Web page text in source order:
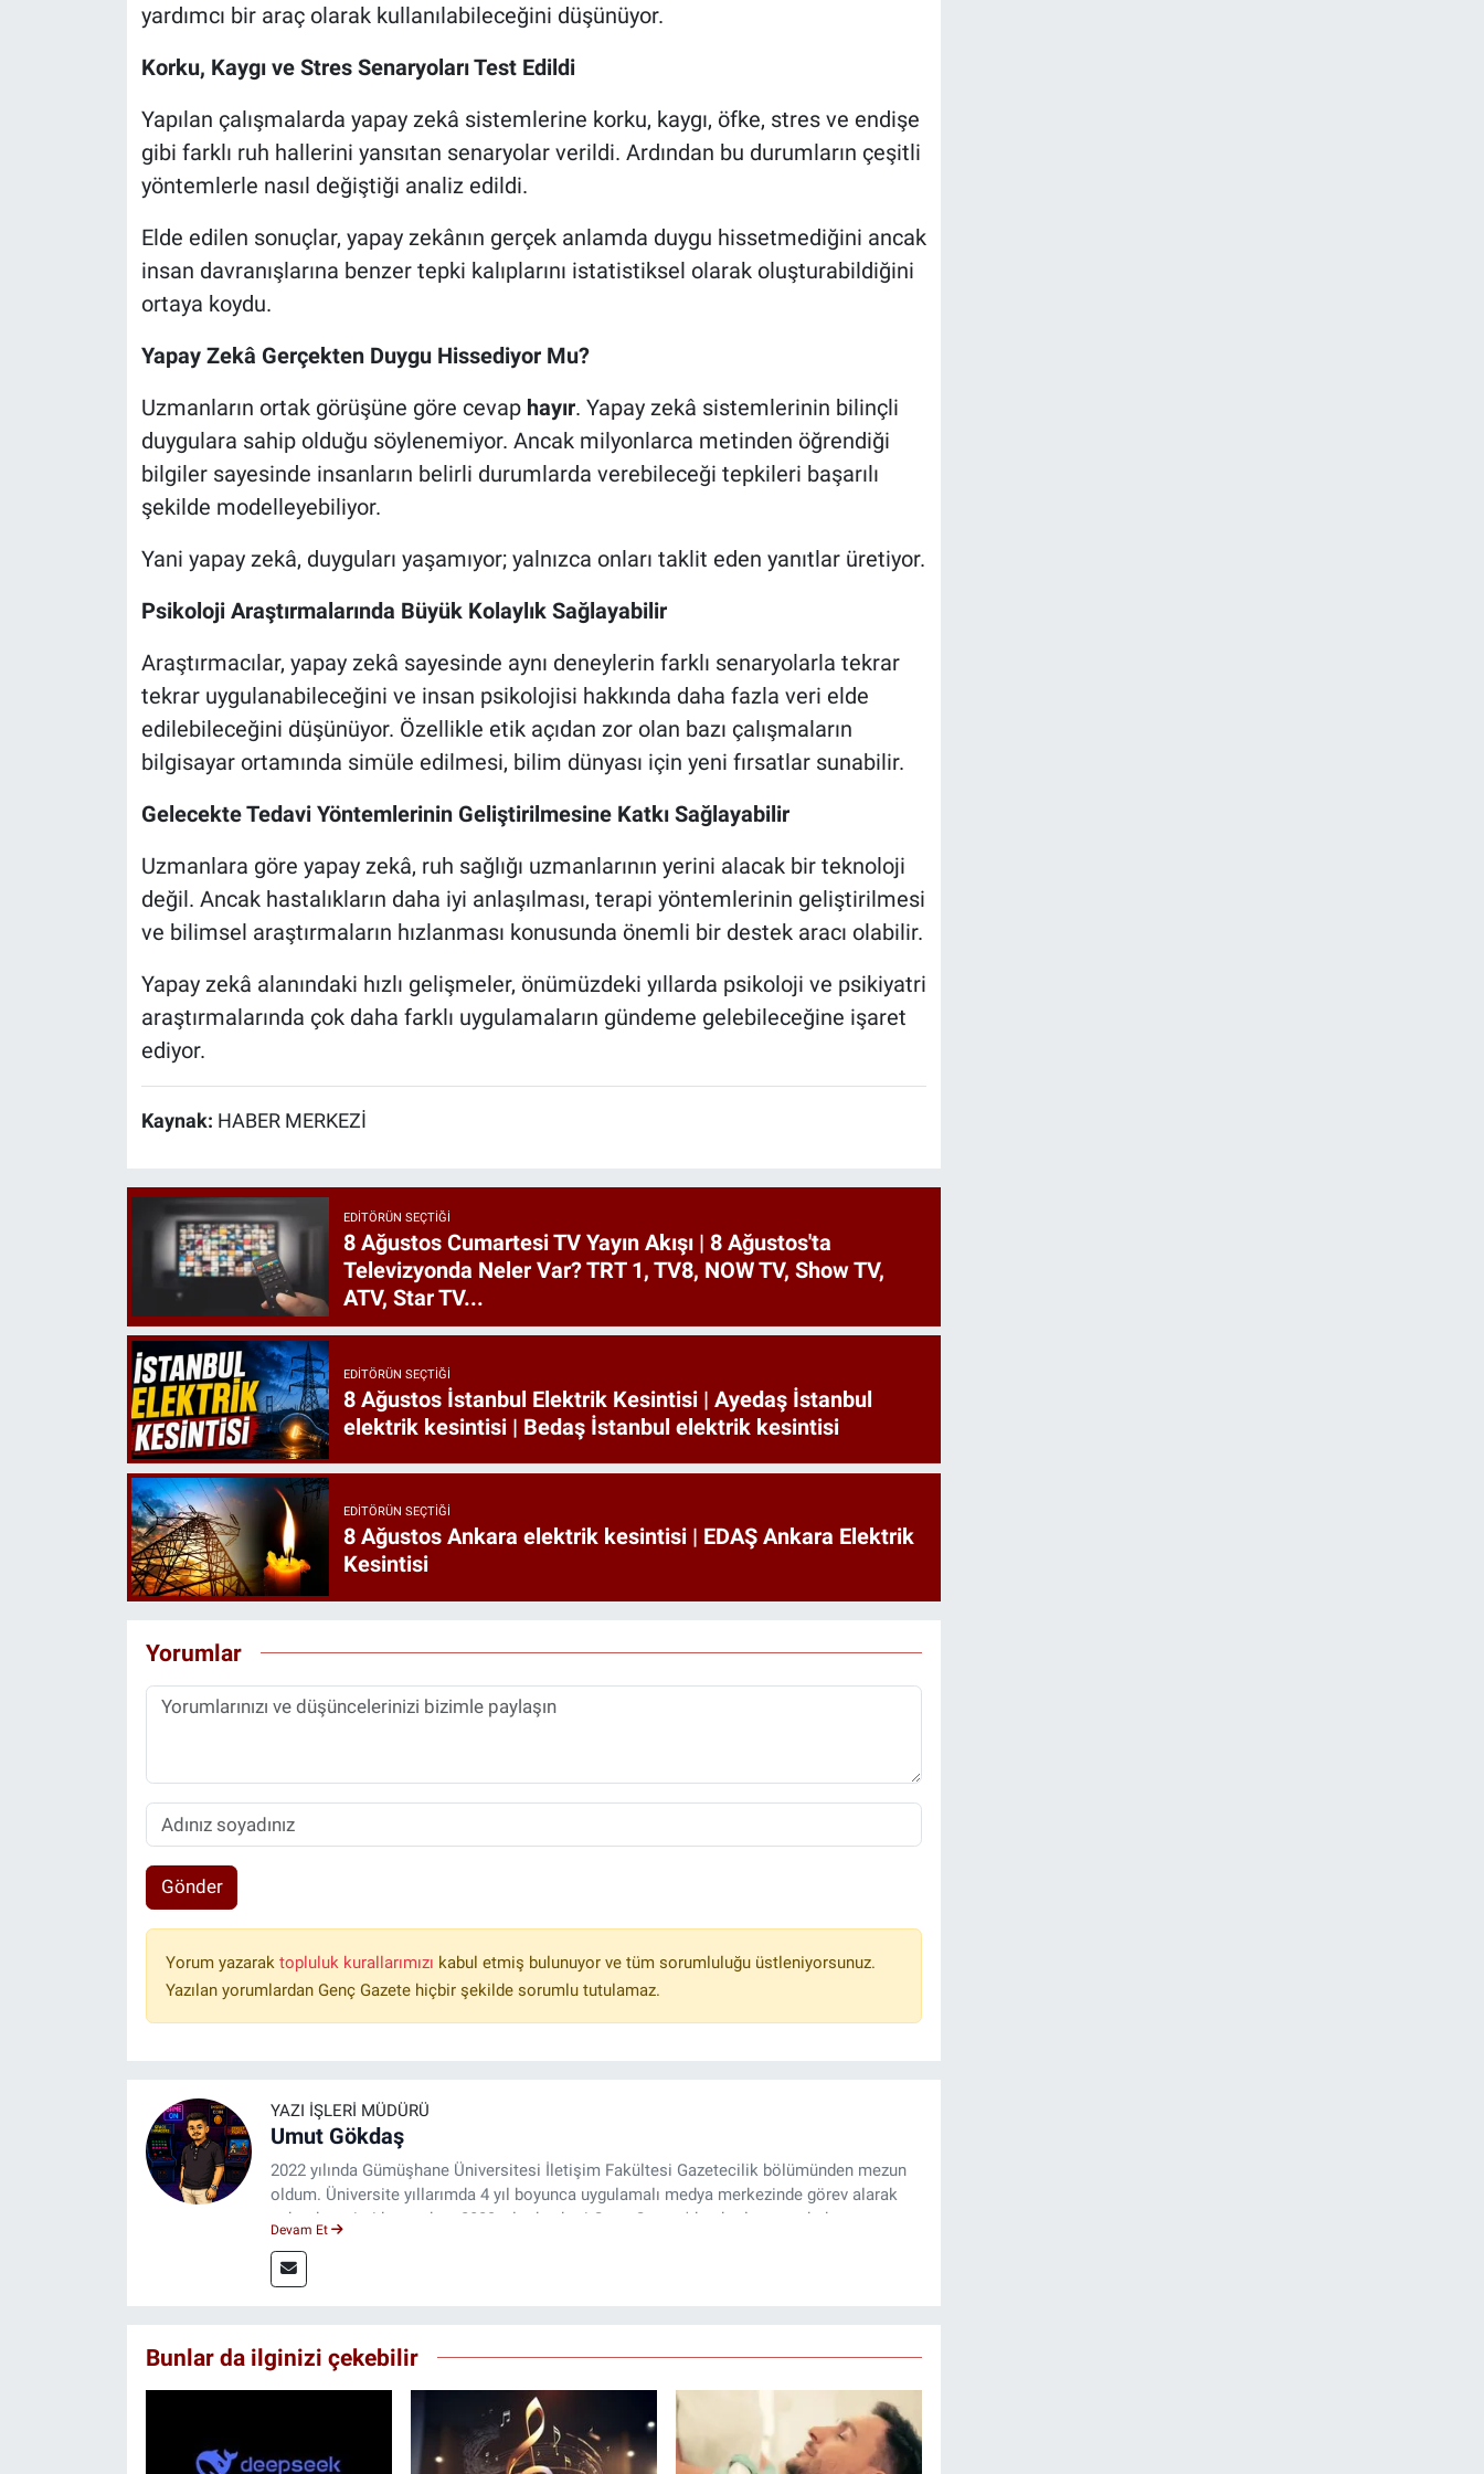
yardımcı bir araç olarak kullanılabileceğini düşünüyor.
Korku, Kaygı ve Stres Senaryoları Test Edildi
Yapılan çalışmalarda yapay zekâ sistemlerine korku, kaygı, öfke, stres ve endişe
gibi farklı ruh hallerini yansıtan senaryolar verildi. Ardından bu durumların çeşitli
yöntemlerle nasıl değiştiği analiz edildi.
Elde edilen sonuçlar, yapay zekânın gerçek anlamda duygu hissetmediğini ancak
insan davranışlarına benzer tepki kalıplarını istatistiksel olarak oluşturabildiğini
ortaya koydu.
Yapay Zekâ Gerçekten Duygu Hissediyor Mu?
Uzmanların ortak görüşüne göre cevap hayır. Yapay zekâ sistemlerinin bilinçli
duygulara sahip olduğu söylenemiyor. Ancak milyonlarca metinden öğrendiği
bilgiler sayesinde insanların belirli durumlarda verebileceği tepkileri başarılı
şekilde modelleyebiliyor.
Yani yapay zekâ, duyguları yaşamıyor; yalnızca onları taklit eden yanıtlar üretiyor.
Psikoloji Araştırmalarında Büyük Kolaylık Sağlayabilir
Araştırmacılar, yapay zekâ sayesinde aynı deneylerin farklı senaryolarla tekrar
tekrar uygulanabileceğini ve insan psikolojisi hakkında daha fazla veri elde
edilebileceğini düşünüyor. Özellikle etik açıdan zor olan bazı çalışmaların
bilgisayar ortamında simüle edilmesi, bilim dünyası için yeni fırsatlar sunabilir.
Gelecekte Tedavi Yöntemlerinin Geliştirilmesine Katkı Sağlayabilir
Uzmanlara göre yapay zekâ, ruh sağlığı uzmanlarının yerini alacak bir teknoloji
değil. Ancak hastalıkların daha iyi anlaşılması, terapi yöntemlerinin geliştirilmesi
ve bilimsel araştırmaların hızlanması konusunda önemli bir destek aracı olabilir.
Yapay zekâ alanındaki hızlı gelişmeler, önümüzdeki yıllarda psikoloji ve psikiyatri
araştırmalarında çok daha farklı uygulamaların gündeme gelebileceğine işaret
ediyor.
Kaynak: HABER MERKEZİ
EDITÖRÜN SEÇTIĞI
8 Ağustos Cumartesi TV Yayın Akışı | 8 Ağustos'ta
Televizyonda Neler Var? TRT 1, TV8, NOW TV, Show TV,
ATV, Star TV...
EDITÖRÜN SEÇTIĞI
8 Ağustos İstanbul Elektrik Kesintisi | Ayedaş İstanbul
elektrik kesintisi | Bedaş İstanbul elektrik kesintisi
EDITÖRÜN SEÇTIĞI
8 Ağustos Ankara elektrik kesintisi | EDAŞ Ankara Elektrik
Kesintisi
Yorumlar
Gönder
Yorum yazarak topluluk kurallarımızı kabul etmiş bulunuyor ve tüm sorumluluğu üstleniyorsunuz.
Yazılan yorumlardan Genç Gazete hiçbir şekilde sorumlu tutulamaz.
YAZI İŞLERI MÜDÜRÜ
Umut Gökdaş
2022 yılında Gümüşhane Üniversitesi İletişim Fakültesi Gazetecilik bölümünden mezun
oldum. Üniversite yıllarımda 4 yıl boyunca uygulamalı medya merkezinde görev alarak
saha deneyimi kazandım. 2023 yılından beri Genç Gazete'de okurlarımıza haber
Devam Et
Bunlar da ilginizi çekebilir